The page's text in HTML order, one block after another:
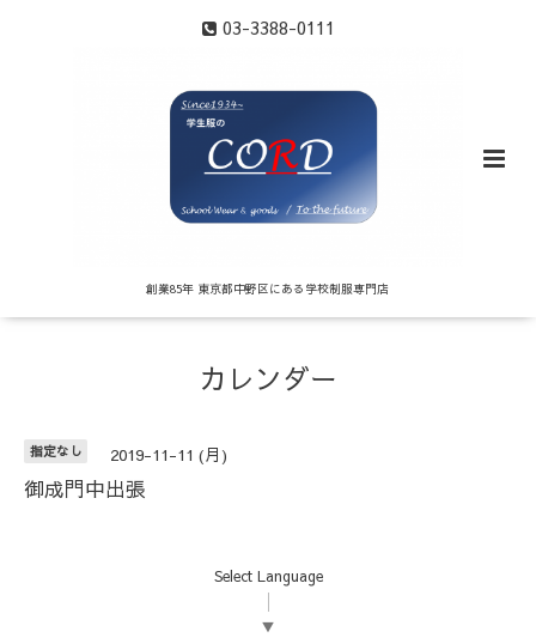
03-3388-0111
創業85年 東京都中野区にある学校制服専門店
カレンダー
指定なし 2019-11-11 (月)
御成門中出張
Select Language
▼